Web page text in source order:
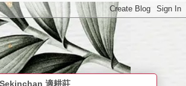
Sekinchan 適耕莊